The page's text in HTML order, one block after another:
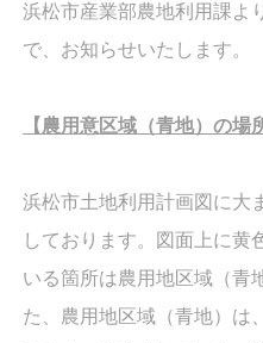
浜松市産業部農地利用課よ
で、お知らせいたします。
【農用意区域（青地）の場
浜松市土地利用計画図に大
しております。図面上に黄
いる箇所は農用地区域（青
た、農用地区域（青地）は